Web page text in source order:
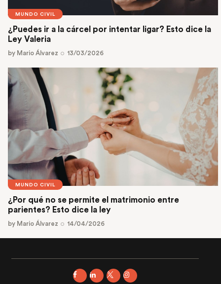
MUNDO CIVIL
¿Puedes ir a la cárcel por intentar ligar? Esto dice la
Ley Valeria
by Mario Álvarez 13/03/2026
MUNDO CIVIL
¿Por qué no se permite el matrimonio entre
parientes? Esto dice la ley
by Mario Álvarez 14/04/2026